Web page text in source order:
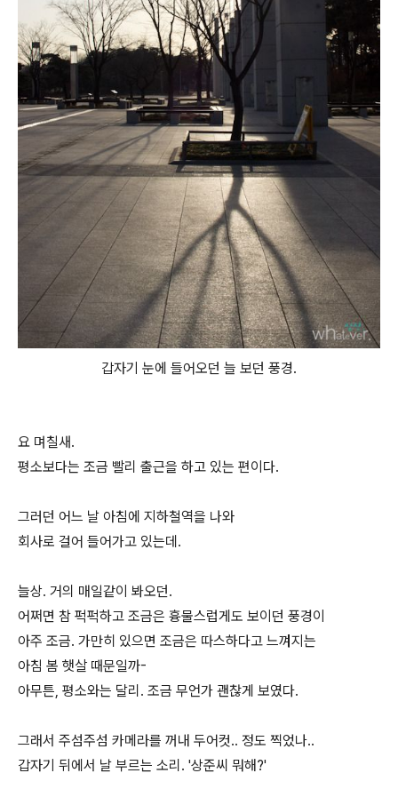
갑자기 눈에 들어오던 늘 보던 풍경.
요 며칠새.
평소보다는 조금 빨리 출근을 하고 있는 편이다.
그러던 어느 날 아침에 지하철역을 나와
회사로 걸어 들어가고 있는데.
늘상. 거의 매일같이 봐오던.
어쩌면 참 퍽퍽하고 조금은 흉물스럽게도 보이던 풍경이
아주 조금. 가만히 있으면 조금은 따스하다고 느껴지는
아침 봄 햇살 때문일까-
아무튼, 평소와는 달리. 조금 무언가 괜찮게 보였다.
그래서 주섬주섬 카메라를 꺼내 두어컷.. 정도 찍었나..
갑자기 뒤에서 날 부르는 소리. '상준씨 뭐해?'